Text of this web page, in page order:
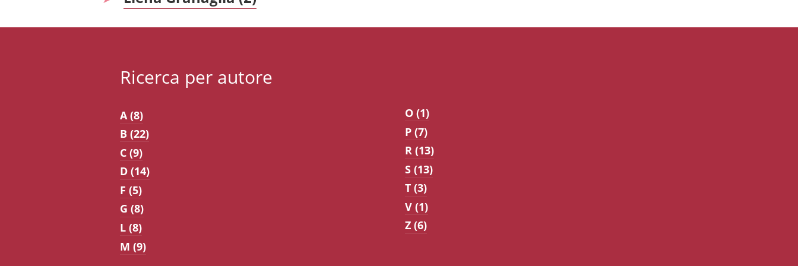
Ricerca per autore
A (8)
B (22)
C (9)
D (14)
F (5)
G (8)
L (8)
M (9)
O (1)
P (7)
R (13)
S (13)
T (3)
V (1)
Z (6)